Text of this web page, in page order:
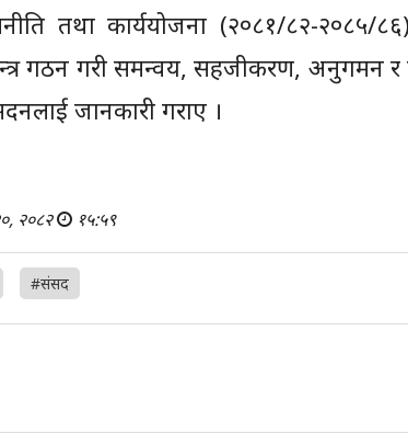
तथा कार्ययोजना (२०८१/८२-२०८५/
गठन गरी समन्वय, सहजीकरण, अनुगमन र
जानकारी गराए ।
२०८२ १५:५९
#संसद